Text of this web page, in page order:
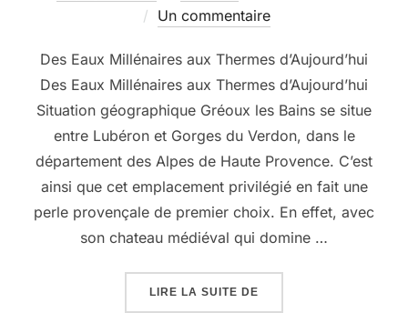
le
Un commentaire
Des Eaux Millénaires aux Thermes d’Aujourd’hui
Des Eaux Millénaires aux Thermes d’Aujourd’hui
Situation géographique Gréoux les Bains se situe
entre Lubéron et Gorges du Verdon, dans le
département des Alpes de Haute Provence. C’est
ainsi que cet emplacement privilégié en fait une
perle provençale de premier choix. En effet, avec
son chateau médiéval qui domine …
LIRE LA SUITE DE